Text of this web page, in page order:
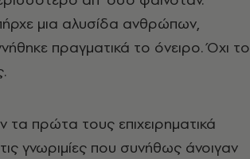
μια αλυσίδα ανθρώπων,
πραγματικά το όνειρο. Όχι το
πρώτα τους επιχειρηματικά
γνωριμίες που συνήθως άνοιγαν